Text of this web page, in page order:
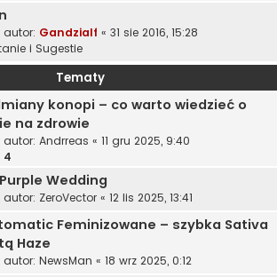
autor: Gandzialf « 31 sie 2016, 15:28
i Sugestie
Tematy
konopi – co warto wiedzieć o
na zdrowie
autor: Andrreas « 11 gru 2025, 9:40
4
Wedding
autor: ZeroVector « 12 lis 2025, 13:41
Feminizowane – szybka Sativa
Haze
autor: NewsMan « 18 wrz 2025, 0:12